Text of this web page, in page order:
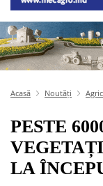
Acasă Noutăți
PESTE
LA